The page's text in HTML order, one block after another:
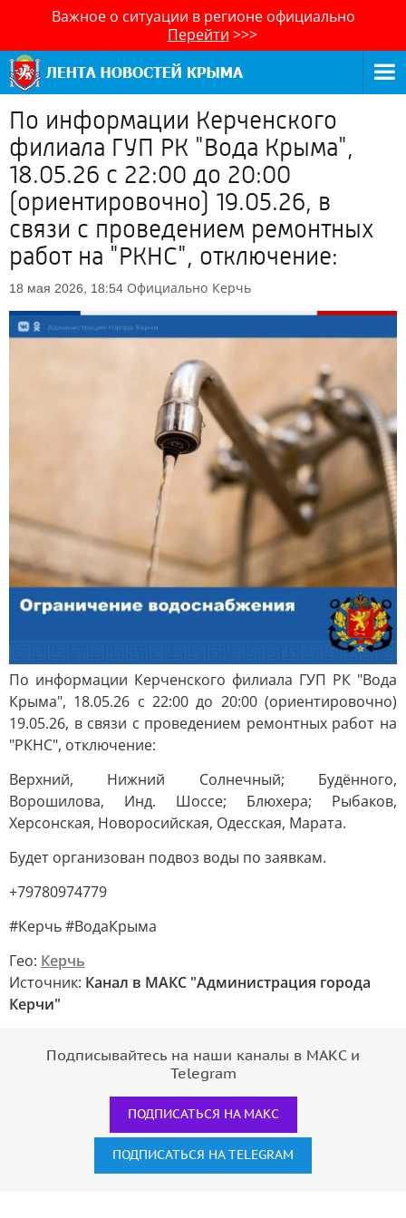
Важное о ситуации в регионе официально
Перейти >>>
По информации Керченского
филиала ГУП РК "Вода Крыма",
18.05.26 с 22:00 до 20:00
(ориентировочно) 19.05.26, в
связи с проведением ремонтных
работ на "РКНС", отключение:
18 мая 2026, 18:54 Официально Керчь
По информации Керченского филиала ГУП РК "Вода
Крыма", 18.05.26 с 22:00 до 20:00 (ориентировочно)
19.05.26, в связи с проведением ремонтных работ на
"РКНС", отключение:
Верхний, Нижний Солнечный; Будённого,
Ворошилова, Инд. Шоссе; Блюхера; Рыбаков,
Херсонская, Новоросийская, Одесская, Марата.
Будет организован подвоз воды по заявкам.
+79780974779
#Керчь #ВодаКрыма
Гео: Керчь
Источник: Канал в МАКС "Администрация города
Керчи"
Подписывайтесь на наши каналы в МАКС и
Telegram
ПОДПИСАТЬСЯ НА МАКС
ПОДПИСАТЬСЯ НА TELEGRAM